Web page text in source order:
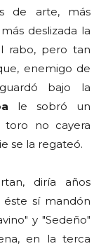
de arte, más
deslizada la
rabo, pero tan
enemigo de
bajo la
le sobró un
toro no cayera
se la regateó.
diría años
éste sí mandón
y "Sedeño"
en la terca